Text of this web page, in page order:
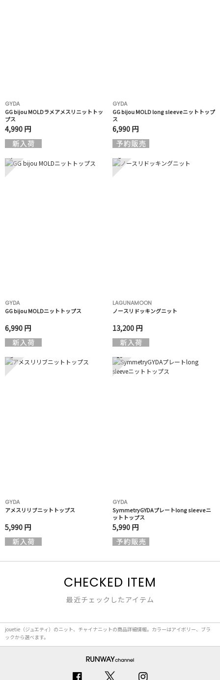
GYDA
GG bijou MOLDラメアメスリニットトッ
プス
4,990 円
GYDA
GG bijou MOLD long sleeveニットトップ
ス
6,990 円
7
GYDA
GG bijou MOLDニットトップス
6,990 円
8
LAGUNAMOON
ノースリドッキングニット
13,200 円
9
GYDA
アメスリリブニットトップス
5,990 円
10
GYDA
SymmetryGYDAプレートlong sleeveニ
ットトップス
5,990 円
CHECKED ITEM
最近チェックしたアイテム
jouetie（ジュエティ）のニット、チャイナニットの商品詳細情報。カラーはアイボリー、ブラ
ックから選べます。